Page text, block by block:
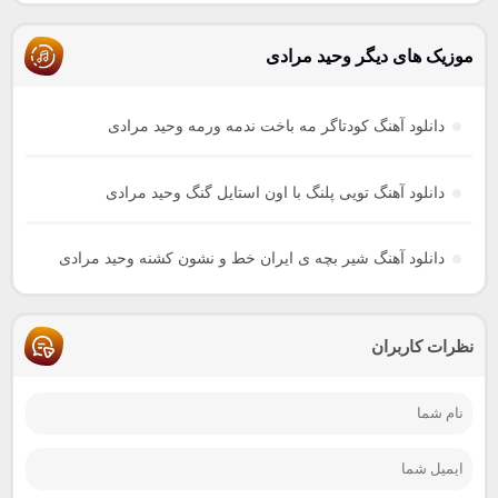
موزیک های دیگر وحید مرادی
دانلود آهنگ کودتاگر مه باخت ندمه ورمه وحید مرادی
دانلود آهنگ تویی پلنگ با اون استایل گنگ وحید مرادی
دانلود آهنگ شیر بچه ی ایران خط و نشون کشنه وحید مرادی
نظرات کاربران